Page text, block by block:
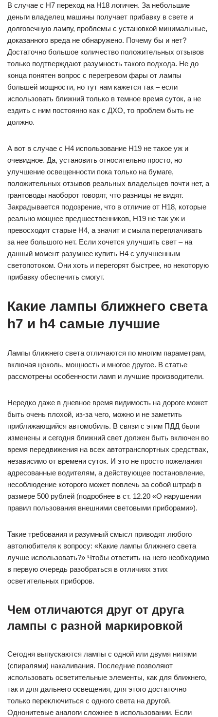
В случае с H7 переход на H18 логичен. За небольшие
деньги владелец машины получает прибавку в свете и
долговечную лампу, проблемы с установкой минимальные,
доказанного вреда не обнаружено. Почему бы и нет?
Достаточно большое количество положительных отзывов
только подтверждают разумность такого подхода. Не до
конца понятен вопрос с перегревом фары от лампы
большей мощности, но тут нам кажется так – если
использовать ближний только в темное время суток, а не
ездить с ним постоянно как с ДХО, то проблем быть не
должно.
А вот в случае с H4 использование H19 не такое уж и
очевидное. Да, установить относительно просто, но
улучшение освещенности пока только на бумаге,
положительных отзывов реальных владельцев почти нет, а
грантоводы наоборот говорят, что разницы не видят.
Закрадывается подозрение, что в отличие от H18, которые
реально мощнее предшественников, H19 не так уж и
превосходит старые H4, а значит и смыла переплачивать
за нее большого нет. Если хочется улучшить свет – на
данный момент разумнее купить H4 с улучшенным
светопотоком. Они хоть и перегорят быстрее, но некоторую
прибавку обеспечить смогут.
Какие лампы ближнего света
h7 и h4 самые лучшие
Лампы ближнего света отличаются по многим параметрам,
включая цоколь, мощность и многое другое. В статье
рассмотрены особенности ламп и лучшие производители.
Нередко даже в дневное время видимость на дороге может
быть очень плохой, из-за чего, можно и не заметить
приближающийся автомобиль. В связи с этим ПДД были
изменены и сегодня ближний свет должен быть включен во
время передвижения на всех автотранспортных средствах,
независимо от времени суток. И это не просто пожелания
адресованные водителям, а действующее постановление,
несоблюдение которого может повлечь за собой штраф в
размере 500 рублей (подробнее в ст. 12.20 «О нарушении
правил пользования внешними световыми приборами»).
Такие требования и разумный смысл приводят любого
автолюбителя к вопросу: «Какие лампы ближнего света
лучше использовать?» Чтобы ответить на него необходимо
в первую очередь разобраться в отличиях этих
осветительных приборов.
Чем отличаются друг от друга
лампы с разной маркировкой
Сегодня выпускаются лампы с одной или двумя нитями
(спиралями) накаливания. Последние позволяют
использовать осветительные элементы, как для ближнего,
так и для дальнего освещения, для этого достаточно
только переключиться с одного света на другой.
Однонитевые аналоги сложнее в использовании. Если